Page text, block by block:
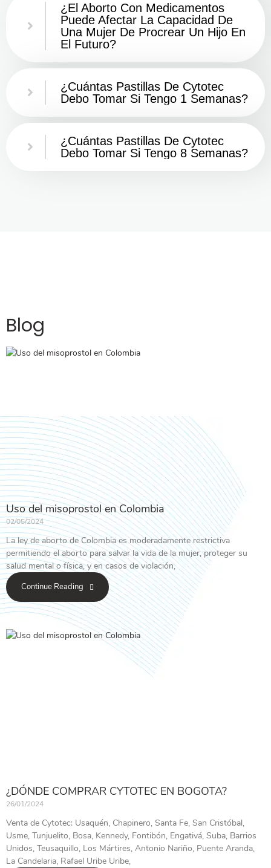
¿El Aborto Con Medicamentos
Puede Afectar La Capacidad De
Una Mujer De Procrear Un Hijo En
El Futuro?
¿Cuántas Pastillas De Cytotec
Debo Tomar Si Tengo 1 Semanas?
¿Cuántas Pastillas De Cytotec
Debo Tomar Si Tengo 8 Semanas?
Blog
Uso del misoprostol en Colombia
02/05/2024
La ley de aborto de Colombia es moderadamente restrictiva
permitiendo el aborto para salvar la vida de la mujer, proteger su
salud mental o física, y en casos de violación,
Continue Reading
¿DÓNDE COMPRAR CYTOTEC EN BOGOTA?
26/01/2024
Venta de Cytotec: Usaquén, Chapinero, Santa Fe, San Cristóbal,
Usme, Tunjuelito, Bosa, Kennedy, Fontibón, Engativá, Suba, Barrios
Unidos, Teusaquillo, Los Mártires, Antonio Nariño, Puente Aranda,
La Candelaria, Rafael Uribe Uribe,